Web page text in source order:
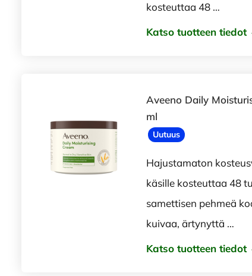
kosteuttaa 48 …
Katso tuotteen tiedot
Aveeno Daily
ml
Uutuus
Hajustamaton
käsille kosteuttaa 48
samettisen pehmeä
kuivaa, ärtynyttä …
Katso tuotteen tiedot